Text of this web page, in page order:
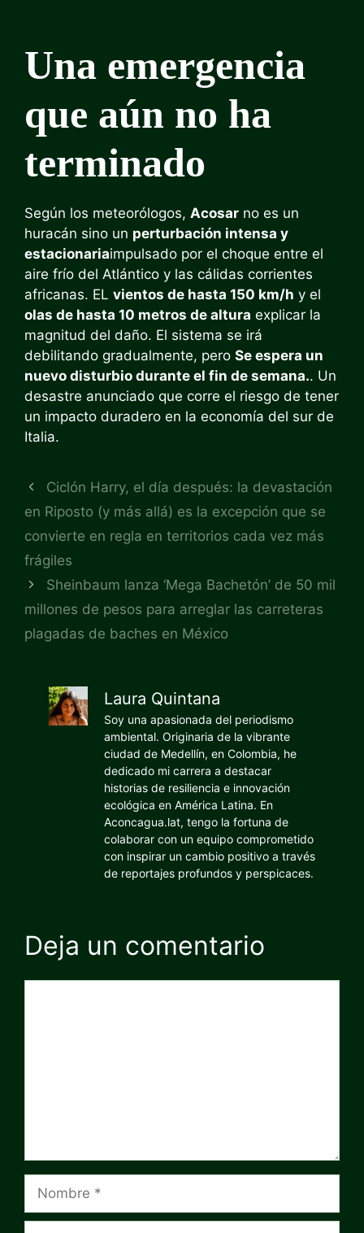
Una emergencia
que aún no ha
terminado
Según los meteorólogos, Acosar no es un
huracán sino un perturbación intensa y
estacionariaimpulsado por el choque entre el
aire frío del Atlántico y las cálidas corrientes
africanas. EL vientos de hasta 150 km/h y el
olas de hasta 10 metros de altura explicar la
magnitud del daño. El sistema se irá
debilitando gradualmente, pero Se espera un
nuevo disturbio durante el fin de semana.. Un
desastre anunciado que corre el riesgo de tener
un impacto duradero en la economía del sur de
Italia.
Ciclón Harry, el día después: la devastación
en Riposto (y más allá) es la excepción que se
convierte en regla en territorios cada vez más
frágiles
Sheinbaum lanza ‘Mega Bachetón’ de 50 mil
millones de pesos para arreglar las carreteras
plagadas de baches en México
Laura Quintana
Soy una apasionada del periodismo
ambiental. Originaria de la vibrante
ciudad de Medellín, en Colombia, he
dedicado mi carrera a destacar
historias de resiliencia e innovación
ecológica en América Latina. En
Aconcagua.lat, tengo la fortuna de
colaborar con un equipo comprometido
con inspirar un cambio positivo a través
de reportajes profundos y perspicaces.
Deja un comentario